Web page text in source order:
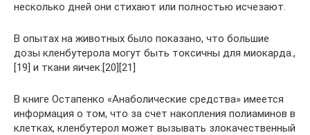
несколько дней они стихают или полностью исчезают.
В опытах на животных было показано, что большие
дозы кленбутерола могут быть токсичны для миокарда.,
[19] и ткани яичек.[20][21]
В книге Остапенко «Анаболические средства» имеется
информация о том, что за счет накопления полиаминов в
клетках, кленбутерол может вызывать злокачественный